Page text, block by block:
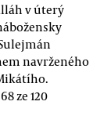
v úterý
navrženého
ze 120